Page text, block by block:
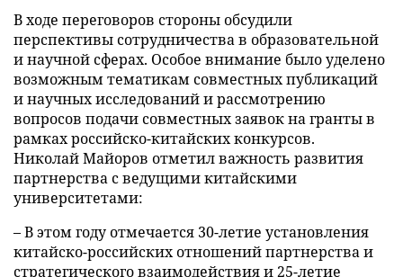
В ходе переговоров стороны обсудили
перспективы сотрудничества в образовательной
и научной сферах. Особое внимание было уделено
возможным тематикам совместных публикаций
и научных исследований и рассмотрению
вопросов подачи совместных заявок на гранты в
рамках российско-китайских конкурсов.
Николай Майоров отметил важность развития
партнерства с ведущими китайскими
университетами:
– В этом году отмечается 30-летие установления
китайско-российских отношений партнерства и
стратегического взаимодействия и 25-летие